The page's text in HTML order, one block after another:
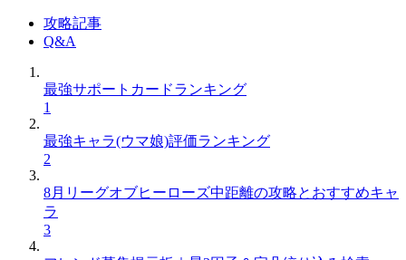
攻略記事
Q&A
最強サポートカードランキング
1
最強キャラ(ウマ娘)評価ランキング
2
8月リーグオブヒーローズ中距離の攻略とおすすめキャ
ラ
3